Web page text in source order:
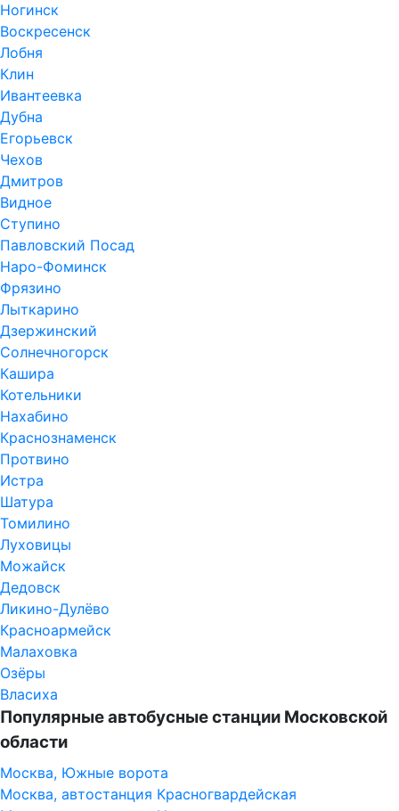
Ногинск
Воскресенск
Лобня
Клин
Ивантеевка
Дубна
Егорьевск
Чехов
Дмитров
Видное
Ступино
Павловский Посад
Наро-Фоминск
Фрязино
Лыткарино
Дзержинский
Солнечногорск
Кашира
Котельники
Нахабино
Краснознаменск
Протвино
Истра
Шатура
Томилино
Луховицы
Можайск
Дедовск
Ликино-Дулёво
Красноармейск
Малаховка
Озёры
Власиха
Популярные автобусные станции Московской
области
Москва, Южные ворота
Москва, автостанция Красногвардейская